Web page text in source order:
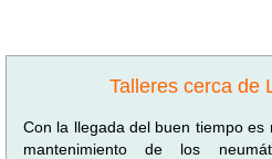
Talleres cerca de
Con la llegada del buen tiempo
mantenimiento de los